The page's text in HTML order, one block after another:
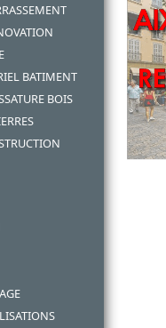
BATIMENT
BOIS